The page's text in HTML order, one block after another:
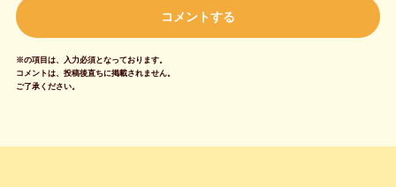
※の項目は、入力必須となっております。
コメントは、投稿後直ちに掲載されません。
ご了承ください。